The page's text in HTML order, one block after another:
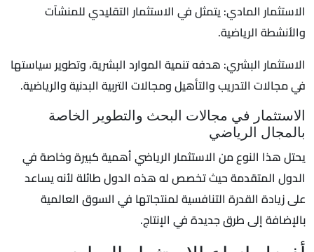
الاستثمار المادي: يتمثل في الاستثمار التقليدي للمنشآت
والأنشطة الرياضية.
الاستثمار البشري: هدفه تنمية الموارد البشرية، وتطوير سياستها
في مجالات التدريب والتأهيل ومجالات التربية البدنية والرياضية.
الاستثمار في مجالات البحث والتطوير الخاصة
بالمجال الرياضي
يحتل هذا النوع من الاستثمار الرياضي أهمية كبيرة وخاصة في
الدول المتقدمة حيث تخصص له هذه الدول طائلة لأنه يساعد
على زيادة القدرة التنافسية لمنتجاتها في السوق العالمية
بالإضافة إلى طرق جديدة في الإنتاج.